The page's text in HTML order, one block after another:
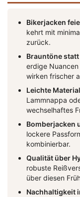
Bikerjacken
kehrt mit
zurück.
Brauntöne
erdige
wirken frischer
Leichte
Lammnappa
wechselhaftes
Bomberjacken
lockere
kombinierbar.
Qualität über
robuste
über diesen
Nachhaltigkeit